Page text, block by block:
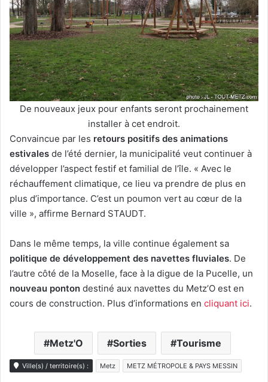
De nouveaux jeux pour enfants seront prochainement
installer à cet endroit.
Convaincue par les retours positifs des animations
estivales de l’été dernier, la municipalité veut continuer à
développer l’aspect festif et familial de l’île. « Avec le
réchauffement climatique, ce lieu va prendre de plus en
plus d’importance. C’est un poumon vert au cœur de la
ville », affirme Bernard STAUDT.
Dans le même temps, la ville continue également sa
politique de développement des navettes fluviales. De
l’autre côté de la Moselle, face à la digue de la Pucelle, un
nouveau ponton destiné aux navettes du Metz’O est en
cours de construction. Plus d’informations en cliquant ici.
Metz'O Sorties Tourisme
Ville(s) / territoire(s) : Metz METZ MÉTROPOLE & PAYS MESSIN